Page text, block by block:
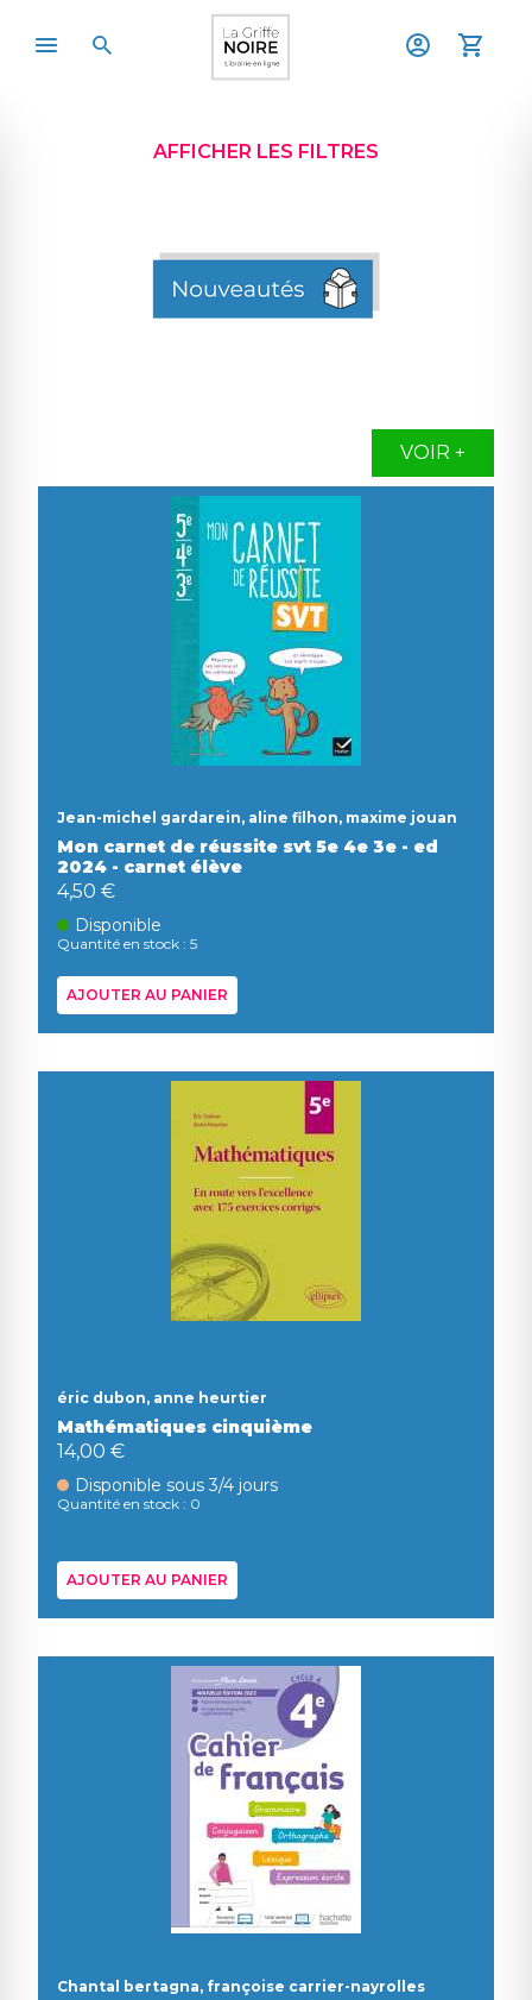
AFFICHER LES FILTRES
VOIR +
Jean-michel gardarein, aline filhon, maxime jouan
Mon carnet de réussite svt 5e 4e 3e - ed
2024 - carnet élève
4,50 €
Disponible
Quantité en stock : 5
AJOUTER AU PANIER
éric dubon, anne heurtier
Mathématiques cinquième
14,00 €
Disponible sous 3/4 jours
Quantité en stock : 0
AJOUTER AU PANIER
Chantal bertagna, françoise carrier-nayrolles